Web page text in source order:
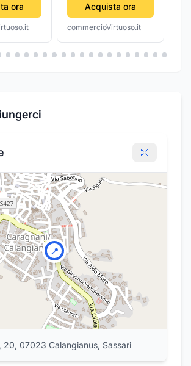
ora Acquista ora
commercioVirtuoso.it
📍
20, 07023 Calangianus, Sassari